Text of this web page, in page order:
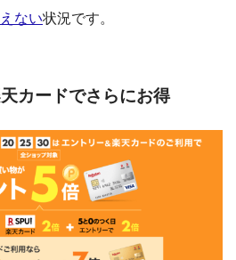
ない状況です。
カードでさらにお得